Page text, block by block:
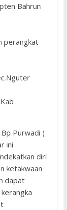
Bahrun
perangkat
Purwadi (
ini
diri
ketakwaan
dapat